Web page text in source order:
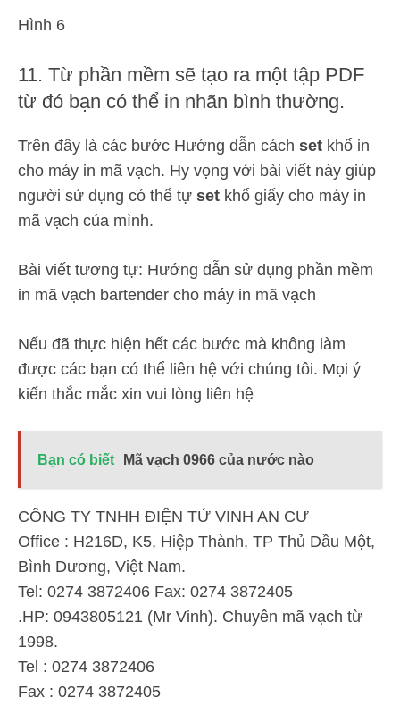
Hình 6
11. Từ phần mềm sẽ tạo ra một tập PDF
từ đó bạn có thể in nhãn bình thường.
Trên đây là các bước Hướng dẫn cách set khổ in
cho máy in mã vạch. Hy vọng với bài viết này giúp
người sử dụng có thể tự set khổ giấy cho máy in
mã vạch của mình.
Bài viết tương tự: Hướng dẫn sử dụng phần mềm
in mã vạch bartender cho máy in mã vạch
Nếu đã thực hiện hết các bước mà không làm
được các bạn có thể liên hệ với chúng tôi. Mọi ý
kiến thắc mắc xin vui lòng liên hệ
Bạn có biết Mã vạch 0966 của nước nào
CÔNG TY TNHH ĐIỆN TỬ VINH AN CƯ
Office : H216D, K5, Hiệp Thành, TP Thủ Dầu Một,
Bình Dương, Việt Nam.
Tel: 0274 3872406 Fax: 0274 3872405
.HP: 0943805121 (Mr Vinh). Chuyên mã vạch từ
1998.
Tel : 0274 3872406
Fax : 0274 3872405